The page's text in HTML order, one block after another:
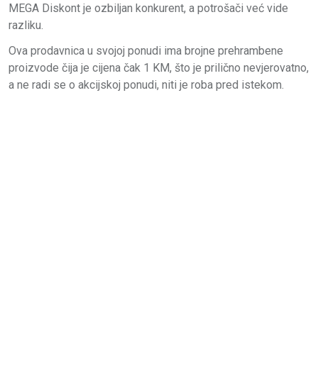
MEGA Diskont je ozbiljan konkurent, a potrošači već vide
razliku.
Ova prodavnica u svojoj ponudi ima brojne prehrambene
proizvode čija je cijena čak 1 KM, što je prilično nevjerovatno,
a ne radi se o akcijskoj ponudi, niti je roba pred istekom.